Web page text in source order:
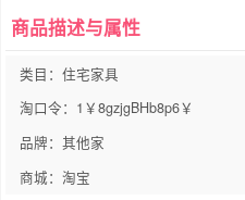
商品描述与属性
类目：住宅家具
淘口令：1￥8gzjgBHb8p6￥
品牌：其他家
商城：淘宝